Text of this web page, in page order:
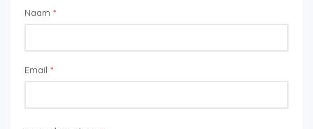
Naam *
Email *